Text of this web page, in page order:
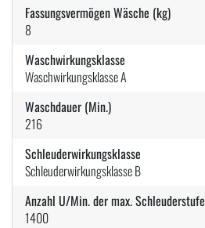
Fassungsvermögen Wäsche (kg)
8
Waschwirkungsklasse
Waschwirkungsklasse A
Waschdauer (Min.)
216
Schleuderwirkungsklasse
Schleuderwirkungsklasse B
Anzahl U/Min. der max. Schleuderstufe
1400